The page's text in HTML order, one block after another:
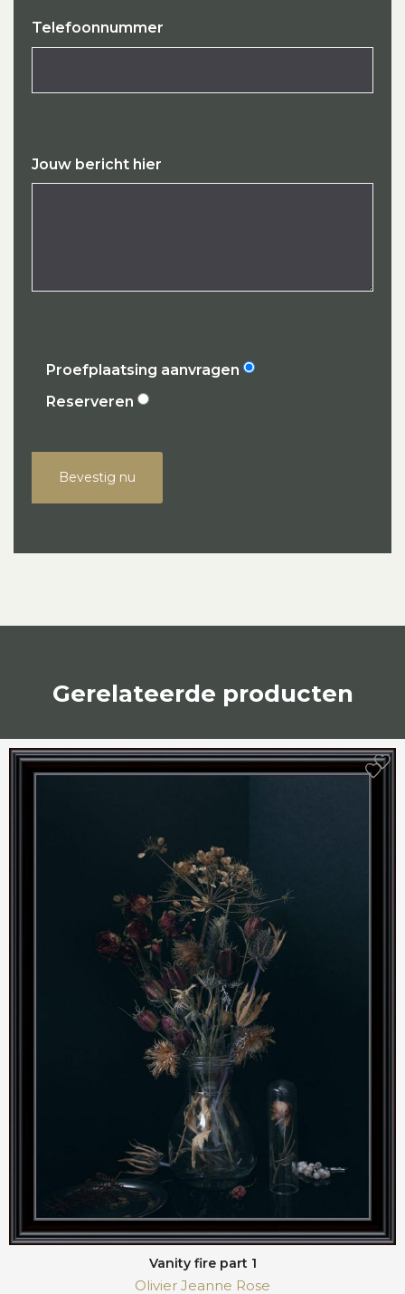
Telefoonnummer
Jouw bericht hier
Proefplaatsing aanvragen
Reserveren
Bevestig nu
Gerelateerde producten
Vanity fire part 1
Olivier Jeanne Rose